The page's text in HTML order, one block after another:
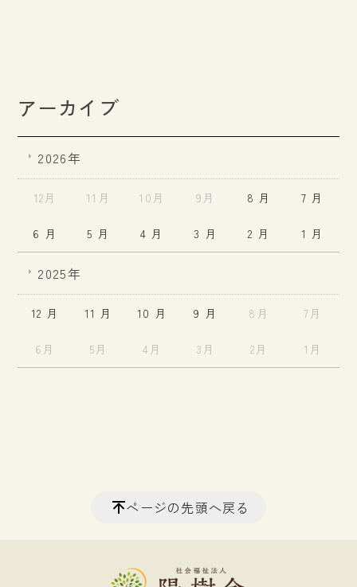
アーカイブ
2026年
12月 11月 10月 9月 8 月 7 月
6 月 5 月 4 月 3 月 2 月 1 月
2025年
12 月 11 月 10 月 9 月 8月 7月
6月 5月 4月 3月 2月 1月
ページの先頭へ戻る